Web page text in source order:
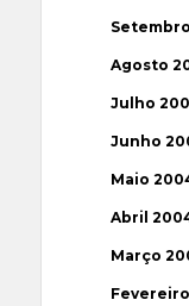
Agosto
Julho
Junho
Maio
Abril
Março